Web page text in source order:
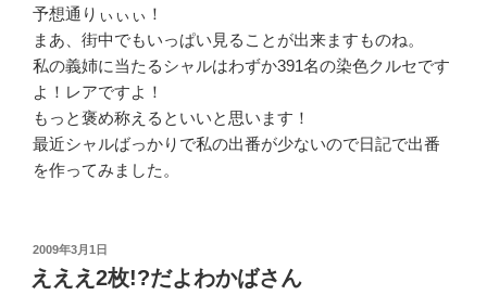
予想通りぃぃぃ！
まあ、街中でもいっぱい見ることが出来ますものね。
私の義姉に当たるシャルはわずか391名の染色クルセです
よ！レアですよ！
もっと褒め称えるといいと思います！
最近シャルばっかりで私の出番が少ないので日記で出番
を作ってみました。
投
稿
日:
2009年3月1日
えええ2枚!?だよわかばさん